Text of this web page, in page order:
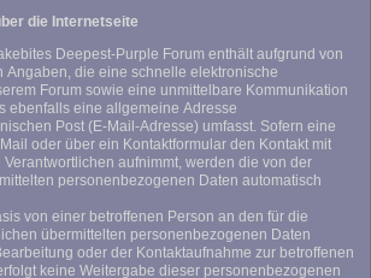
die Internetseite
Deepest-Purple Forum enthält aufgrund von
Angaben, die eine schnelle elektronische
Forum sowie eine unmittelbare Kommunikation
ebenfalls eine allgemeine Adresse
Post (E-Mail-Adresse) umfasst. Sofern eine
oder über ein Kontaktformular den Kontakt mit
aufnimmt, werden die von der
personenbezogenen Daten automatisch
von einer betroffenen Person an den für die
übermittelten personenbezogenen Daten
oder der Kontaktaufnahme zur betroffenen
keine Weitergabe dieser personenbezogenen